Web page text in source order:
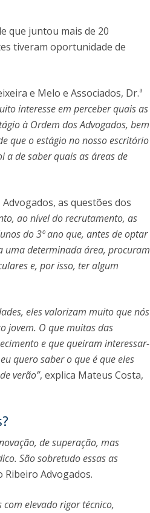
que juntou mais de 20
tiveram oportunidade de
e Melo e Associados, Dr.ª
interesse em perceber quais as
à Ordem dos Advogados, bem
que o estágio no nosso escritório
a de saber quais as áreas de
as questões dos
ao nível do recrutamento, as
do 3º ano que, antes de optar
uma determinada área, procuram
e, por isso, ter algum
eles valorizam muito que nós
jovem. O que muitas das
e que queiram interessar-
quero saber o que é que eles
verão”, explica Mateus Costa,
de superação, mas
São sobretudo essas as
Ribeiro Advogados.
elevado rigor técnico,